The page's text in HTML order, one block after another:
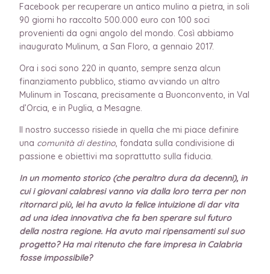
Facebook per recuperare un antico mulino a pietra, in soli
90 giorni ho raccolto 500.000 euro con 100 soci
provenienti da ogni angolo del mondo. Così abbiamo
inaugurato Mulinum, a San Floro, a gennaio 2017.
Ora i soci sono 220 in quanto, sempre senza alcun
finanziamento pubblico, stiamo avviando un altro
Mulinum in Toscana, precisamente a Buonconvento, in Val
d’Orcia, e in Puglia, a Mesagne.
Il nostro successo risiede in quella che mi piace definire
una comunità di destino, fondata sulla condivisione di
passione e obiettivi ma soprattutto sulla fiducia.
In un momento storico (che peraltro dura da decenni), in
cui i giovani calabresi vanno via dalla loro terra per non
ritornarci più, lei ha avuto la felice intuizione di dar vita
ad una idea innovativa che fa ben sperare sul futuro
della nostra regione. Ha avuto mai ripensamenti sul suo
progetto? Ha mai ritenuto che fare impresa in Calabria
fosse impossibile?